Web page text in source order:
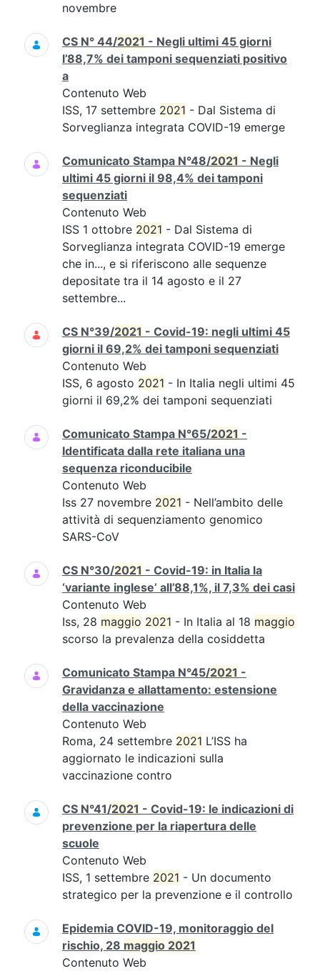
novembre
CS N° 44/2021 - Negli ultimi 45 giorni
l’88,7% dei tamponi sequenziati positivo
a
Contenuto Web
ISS, 17 settembre 2021 - Dal Sistema di
Sorveglianza integrata COVID-19 emerge
Comunicato Stampa N°48/2021 - Negli
ultimi 45 giorni il 98,4% dei tamponi
sequenziati
Contenuto Web
ISS 1 ottobre 2021 - Dal Sistema di
Sorveglianza integrata COVID-19 emerge
che in..., e si riferiscono alle sequenze
depositate tra il 14 agosto e il 27
settembre...
CS N°39/2021 - Covid-19: negli ultimi 45
giorni il 69,2% dei tamponi sequenziati
Contenuto Web
ISS, 6 agosto 2021 - In Italia negli ultimi 45
giorni il 69,2% dei tamponi sequenziati
Comunicato Stampa N°65/2021 -
Identificata dalla rete italiana una
sequenza riconducibile
Contenuto Web
Iss 27 novembre 2021 - Nell’ambito delle
attività di sequenziamento genomico
SARS-CoV
CS N°30/2021 - Covid-19: in Italia la
‘variante inglese’ all’88,1%, il 7,3% dei casi
Contenuto Web
Iss, 28 maggio 2021 - In Italia al 18 maggio
scorso la prevalenza della cosiddetta
Comunicato Stampa N°45/2021 -
Gravidanza e allattamento: estensione
della vaccinazione
Contenuto Web
Roma, 24 settembre 2021 L’ISS ha
aggiornato le indicazioni sulla
vaccinazione contro
CS N°41/2021 - Covid-19: le indicazioni di
prevenzione per la riapertura delle
scuole
Contenuto Web
ISS, 1 settembre 2021 - Un documento
strategico per la prevenzione e il controllo
Epidemia COVID-19, monitoraggio del
rischio, 28 maggio 2021
Contenuto Web